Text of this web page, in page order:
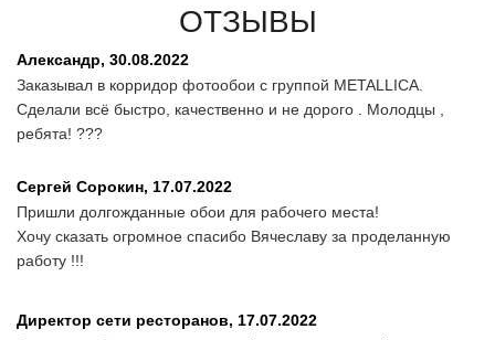
ОТЗЫВЫ
Александр, 30.08.2022
Заказывал в корридор фотообои с группой METALLICA.
Сделали всё быстро, качественно и не дорого . Молодцы ,
ребята! ???
Сергей Сорокин, 17.07.2022
Пришли долгожданные обои для рабочего места!
Хочу сказать огромное спасибо Вячеславу за проделанную
работу !!!
Директор сети ресторанов, 17.07.2022